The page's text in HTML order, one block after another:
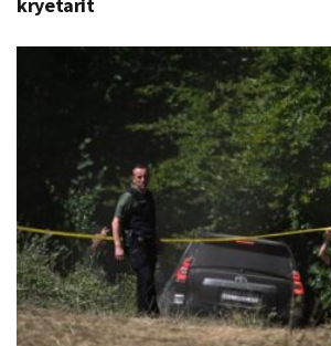
kryetarit